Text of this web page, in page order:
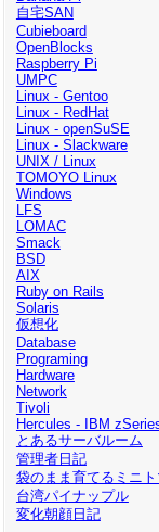
自宅SAN
Cubieboard
OpenBlocks
Raspberry Pi
UMPC
Linux - Gentoo
Linux - RedHat
Linux - openSuSE
Linux - Slackware
UNIX / Linux
TOMOYO Linux
Windows
LFS
LOMAC
Smack
BSD
AIX
Ruby on Rails
Solaris
仮想化
Database
Programing
Hardware
Network
Tivoli
Hercules - IBM
とあるサーバルーム
管理者日記
袋のまま育てるミニト
台湾パイナップル
変化朝顔日記